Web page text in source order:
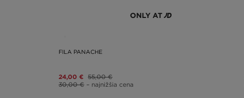
ONLY AT
FILA PANACHE
24,00 € 55,00 €
30,00 € – najnižšia cena